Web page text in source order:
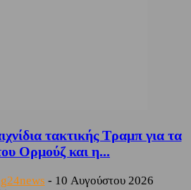
τακτικής Τραμπ για τα
Ορμούζ και η...
- 10 Αυγούστου 2026